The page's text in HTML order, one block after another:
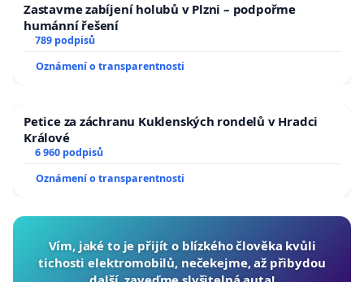
Zastavme zabíjení holubů v Plzni – podpořme
humánní řešení
789 podpisů
Oznámení o transparentnosti
Petice za záchranu Kuklenských rondelů v Hradci
Králové
6 960 podpisů
Oznámení o transparentnosti
Vím, jaké to je přijít o blízkého člověka kvůli
tichosti elektromobilů, nečekejme, až přibydou